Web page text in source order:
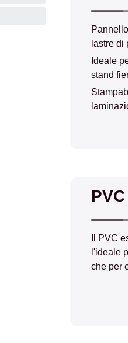
lastre di
Ideale
stand
Il PVC
l'ideale
che per